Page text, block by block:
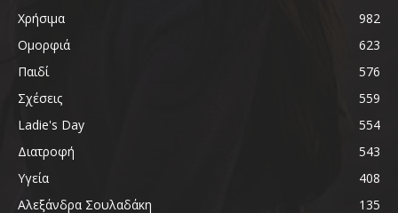
Χρήσιμα
982
Ομορφιά
623
Παιδί
576
Σχέσεις
559
Ladie's Day
554
Διατροφή
543
Υγεία
408
Αλεξάνδρα Σουλαδάκη
135